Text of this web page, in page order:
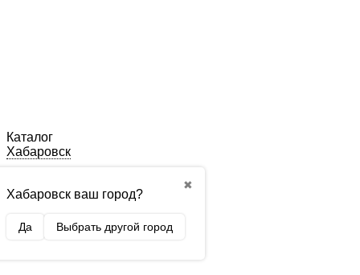
Каталог
Хабаровск
✖
Хабаровск ваш город?
Да Выбрать другой город